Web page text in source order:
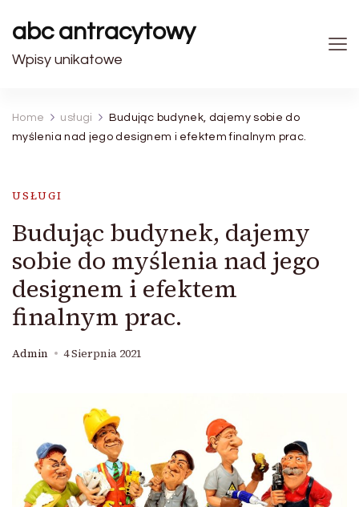
abc antracytowy
Wpisy unikatowe
Home usługi
Budując budynek, dajemy sobie do
myślenia nad jego designem i efektem finalnym prac.
USŁUGI
Budując budynek, dajemy
sobie do myślenia nad jego
designem i efektem
finalnym prac.
Admin 4 Sierpnia 2021